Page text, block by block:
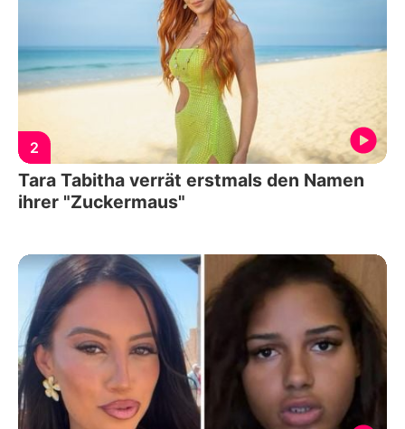
2
Tara Tabitha verrät erstmals den Namen
ihrer "Zuckermaus"